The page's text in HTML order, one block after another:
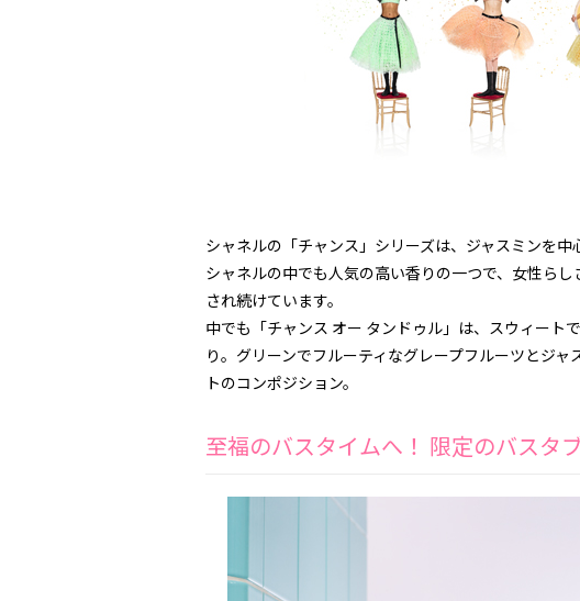
シャネルの「チャンス」シリーズは、ジャスミンを中
シャネルの中でも人気の高い香りの一つで、女性ら
され続けています。
中でも「チャンス オー タンドゥル」は、スウィート
り。グリーンでフルーティなグレープフルーツとジ
トのコンポジション。
至福のバスタイムへ！ 限定のバスタ